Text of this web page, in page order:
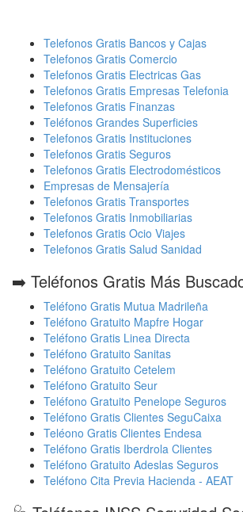
Telefonos Gratis Bancos y Cajas
Telefonos Gratis Comercio
Telefonos Gratis Electricas Gas
Telefonos Gratis Empresas Telefonia
Telefonos Gratis Finanzas
Teléfonos Grandes Superficies
Telefonos Gratis Instituciones
Telefonos Gratis Seguros
Telefonos Gratis Electrodomésticos
Empresas de Mensajería
Telefonos Gratis Transportes
Telefonos Gratis Inmobiliarias
Telefonos Gratis Ocio Viajes
Telefonos Gratis Salud Sanidad
➡️ Teléfonos Gratis Más
Teléfono Gratis Mutua Madrileña
Teléfono Gratuito Mapfre Hogar
Teléfono Gratis Linea Directa
Teléfono Gratuito Sanitas
Teléfono Gratuito Cetelem
Teléfono Gratuito Seur
Teléfono Gratuito Penelope Seguros
Teléfono Gratis Clientes SeguCaixa
Teléono Gratis Clientes Endesa
Teléfono Gratis Iberdrola Clientes
Teléfono Gratuito Adeslas Seguros
Teléfono Cita Previa Hacienda - AEAT